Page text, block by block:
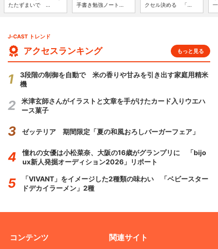
たたずまいで ...
手書き勉強ノート...
クセル決める 「...
J-CAST トレンド
アクセスランキング もっと見る
3段階の制御を自動で 米の香りや甘みを引き出す家庭用精米
機
米津玄師さんがイラストと文章を手がけたカード入りウエハ
ース菓子
ゼッテリア 期間限定「夏の和風おろしバーガーフェア」
憧れの女優は小松菜奈、大阪の16歳がグランプリに 「bijo
ux新人発掘オーディション2026」リポート
「VIVANT」をイメージした2種類の味わい 「ベビースター
ドデカイラーメン」2種
コンテンツ 関連サイト